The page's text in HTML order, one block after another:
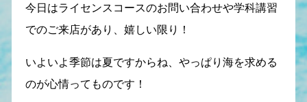
今日はライセンスコースのお問い合わせや学科講習
でのご来店があり、嬉しい限り！
いよいよ季節は夏ですからね、やっぱり海を求める
のが心情ってものです！